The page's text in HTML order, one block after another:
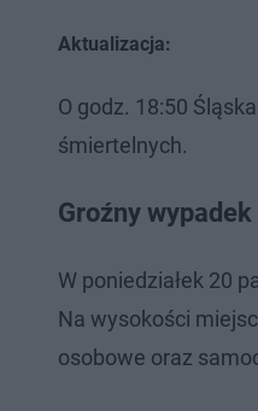
Aktualizacja:
O godz. 18:50
śmiertelnych.
Groźny
W poniedziałek 20
Na wysokości
osobowe oraz